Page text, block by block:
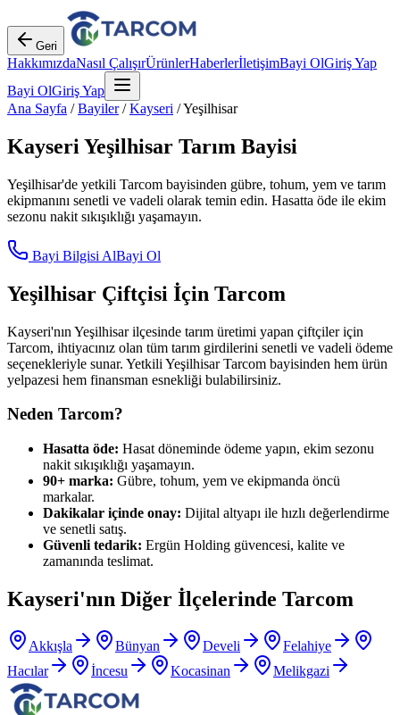
Geri
HakkımızdaNasıl ÇalışırÜrünlerHaberlerİletişimBayi OlGiriş Yap
Bayi OlGiriş Yap
Ana Sayfa /Bayiler/Kayseri /Yeşilhisar
Kayseri Yeşilhisar Tarım Bayisi
Yeşilhisar'de yetkili Tarcom bayisinden gübre, tohum, yem ve tarım
ekipmanını senetli ve vadeli olarak temin edin. Hasatta öde ile ekim
sezonu nakit sıkışıklığı yaşamayın.
Bayi Bilgisi AlBayi Ol
Yeşilhisar Çiftçisi İçin Tarcom
Kayseri'nın Yeşilhisarilçesinde tarım üretimi yapan çiftçiler için
Tarcom, ihtiyacınız olan tüm tarım girdilerini senetli ve vadeli ödeme
seçenekleriyle sunar. Yetkili YeşilhisarTarcom bayisinden hem ürün
yelpazesi hem finansman esnekliği bulabilirsiniz.
Neden Tarcom?
Hasatta öde: Hasat döneminde ödeme yapın, ekim sezonu
nakit sıkışıklığı yaşamayın.
90+ marka: Gübre, tohum, yem ve ekipmanda öncü
markalar.
Dakikalar içinde onay: Dijital altyapı ile hızlı değerlendirme
ve senetli satış.
Güvenli tedarik: Ergün Holding güvencesi, kalite ve
zamanında teslimat.
Kayseri'nın Diğer İlçelerinde Tarcom
Akkışla Bünyan Develi
Felahiye
Hacılar
İncesu Kocasinan Melikgazi